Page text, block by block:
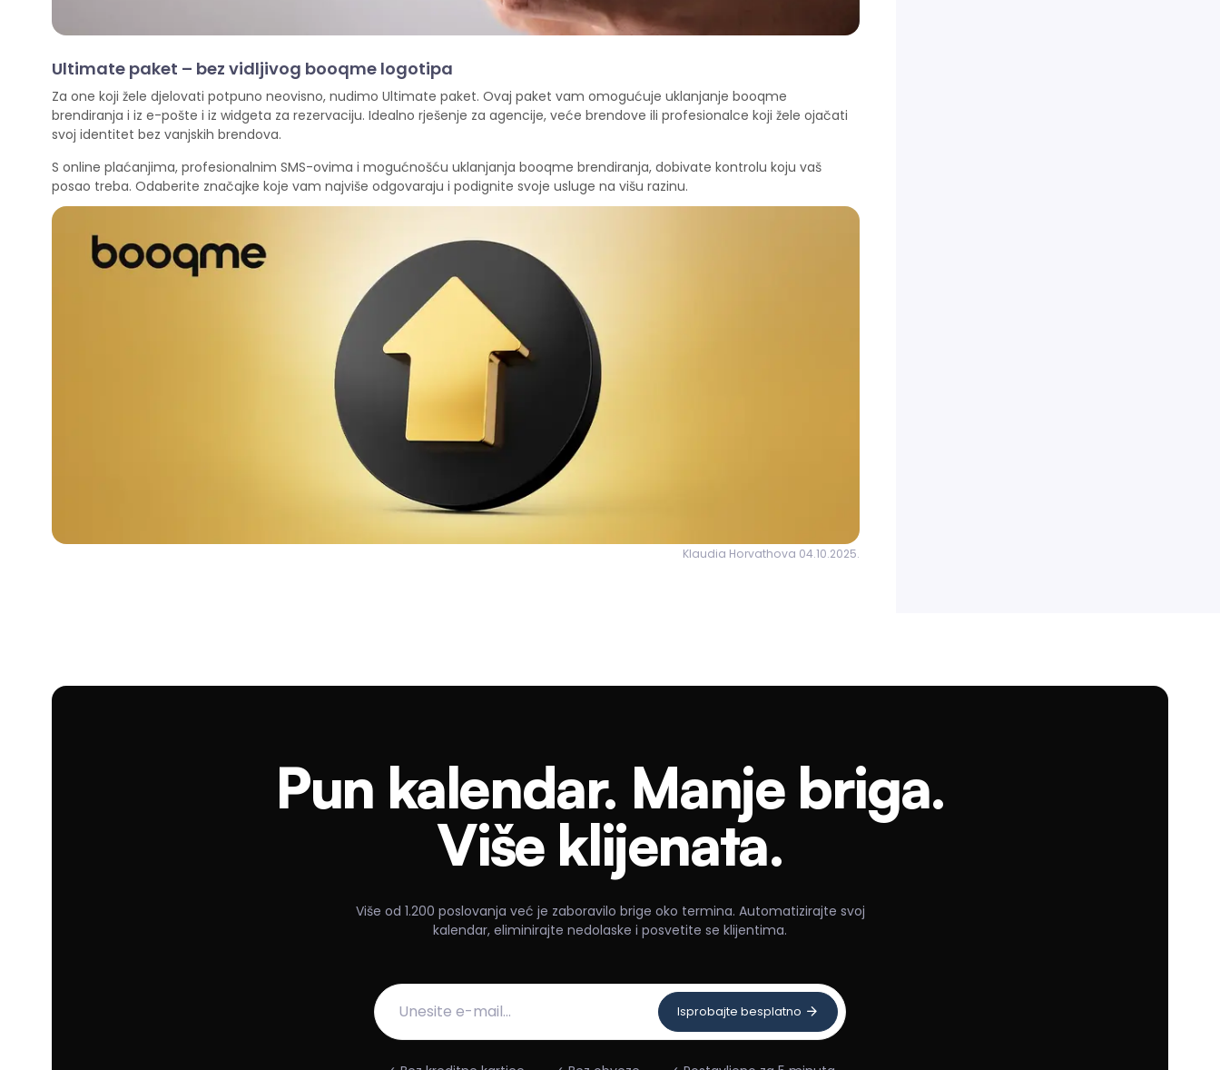
Ultimate paket – bez vidljivog booqme logotipa
Za one koji žele djelovati potpuno neovisno, nudimo Ultimate paket. Ovaj paket vam omogućuje uklanjanje booqme
brendiranja i iz e-pošte i iz widgeta za rezervaciju. Idealno rješenje za agencije, veće brendove ili profesionalce koji žele ojačati
svoj identitet bez vanjskih brendova.
S online plaćanjima, profesionalnim SMS-ovima i mogućnošću uklanjanja booqme brendiranja, dobivate kontrolu koju vaš
posao treba. Odaberite značajke koje vam najviše odgovaraju i podignite svoje usluge na višu razinu.
Klaudia Horvathova 04.10.2025.
Pun kalendar. Manje briga.
Više klijenata.
Više od 1.200 poslovanja već je zaboravilo brige oko termina. Automatizirajte svoj
kalendar, eliminirajte nedolaske i posvetite se klijentima.
Isprobajte besplatno